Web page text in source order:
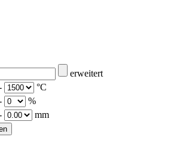
erweitert
°C
%
mm